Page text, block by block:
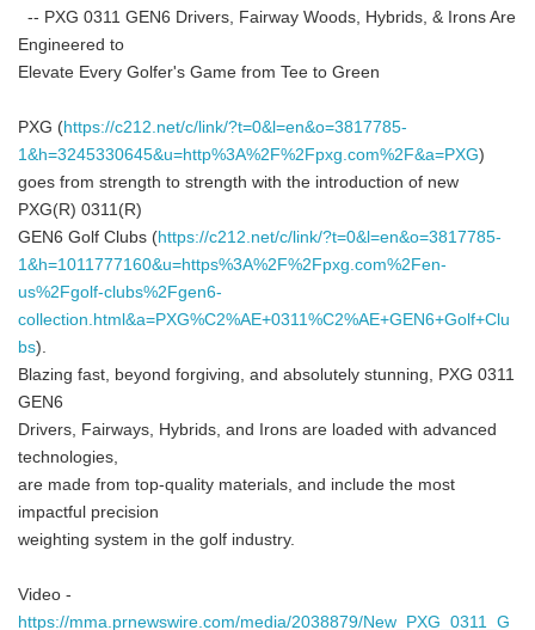
-- PXG 0311 GEN6 Drivers, Fairway Woods, Hybrids, & Irons Are
Engineered to
Elevate Every Golfer's Game from Tee to Green
PXG (https://c212.net/c/link/?t=0&l=en&o=3817785-
1&h=3245330645&u=http%3A%2F%2Fpxg.com%2F&a=PXG)
goes from strength to strength with the introduction of new
PXG(R) 0311(R)
GEN6 Golf Clubs (https://c212.net/c/link/?t=0&l=en&o=3817785-
1&h=1011777160&u=https%3A%2F%2Fpxg.com%2Fen-
us%2Fgolf-clubs%2Fgen6-
collection.html&a=PXG%C2%AE+0311%C2%AE+GEN6+Golf+Clu
bs).
Blazing fast, beyond forgiving, and absolutely stunning, PXG 0311
GEN6
Drivers, Fairways, Hybrids, and Irons are loaded with advanced
technologies,
are made from top-quality materials, and include the most
impactful precision
weighting system in the golf industry.
Video -
https://mma.prnewswire.com/media/2038879/New_PXG_0311_G